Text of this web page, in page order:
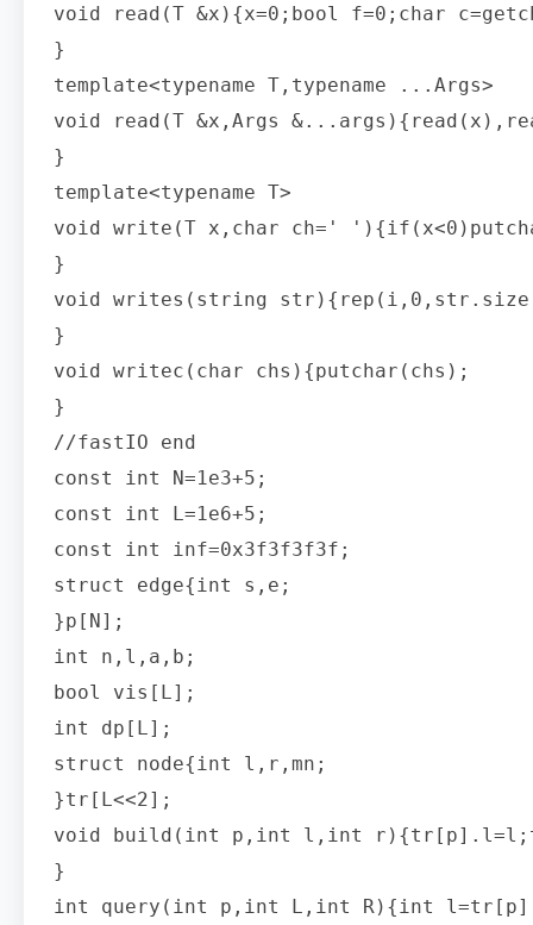
void read(T &x){x=0;bool f=0;char
}
template<typename T,typename ...Args>
void read(T &x,Args
}
template<typename T>
void write(T x,char ch='
}
void writes(string
}
void writec(char chs){putchar(chs);
}
//fastIO end
const int N=1e3+5;
const int L=1e6+5;
const int inf=0x3f3f3f3f;
struct edge{int s,e;
}p[N];
int n,l,a,b;
bool vis[L];
int dp[L];
struct node{int l,r,mn;
}tr[L<<2];
void build(int p,int l,int
}
int query(int p,int L,int R){int